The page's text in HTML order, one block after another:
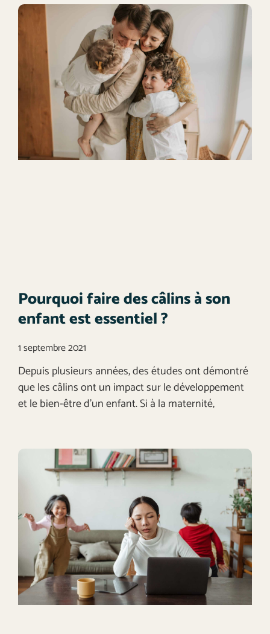
Pourquoi faire des câlins à son
enfant est essentiel ?
1 septembre 2021
Depuis plusieurs années, des études ont démontré
que les câlins ont un impact sur le développement
et le bien-être d’un enfant. Si à la maternité,